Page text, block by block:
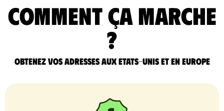
comment ça marche
?
Obtenez vos adresses aux Etats-Unis et en Europe